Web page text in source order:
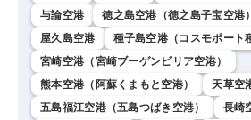
与論空港
徳之島空港（徳之島子宝空港）
屋久島空港
種子島空港（コスモポート
宮崎空港（宮崎ブーゲンビリア空港）
熊本空港（阿蘇くまもと空港）
天草空
五島福江空港（五島つばき空港）
長崎